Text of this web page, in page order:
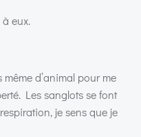
eux.
d’animal pour me
Les sanglots se font
je sens que je